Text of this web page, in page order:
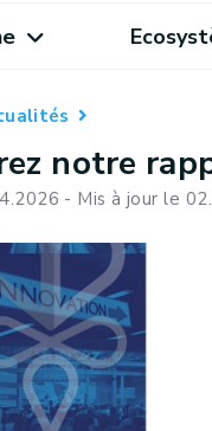
notre
- Mis à jour le